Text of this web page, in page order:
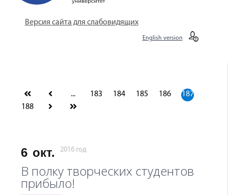
Версия сайта для слабовидящих
English version
... 183 184 185 186
187
188
6 окт. 2016 год
В полку творческих студентов
прибыло!